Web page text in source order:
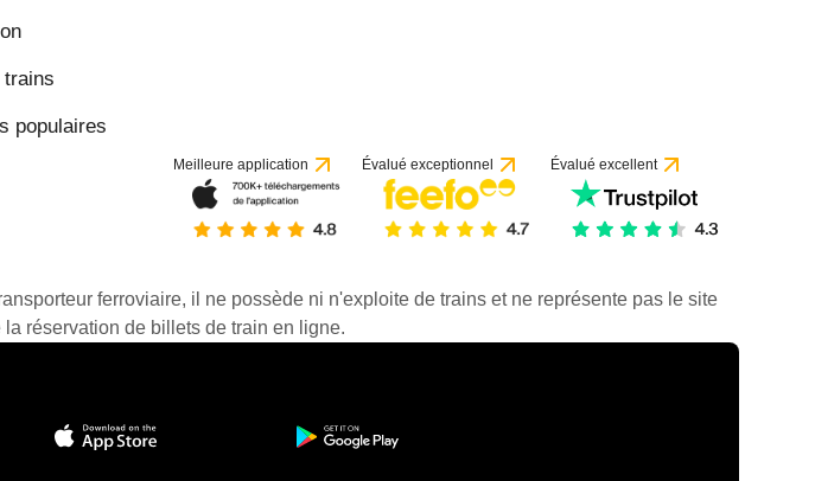
trains
populaires
Meilleure application Évalué exceptionnel Évalué excellent
ferroviaire, il ne possède ni n'exploite de trains et ne représente pas le site
réservation de billets de train en ligne.